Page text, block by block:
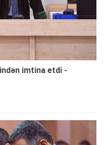
imtina etdi -